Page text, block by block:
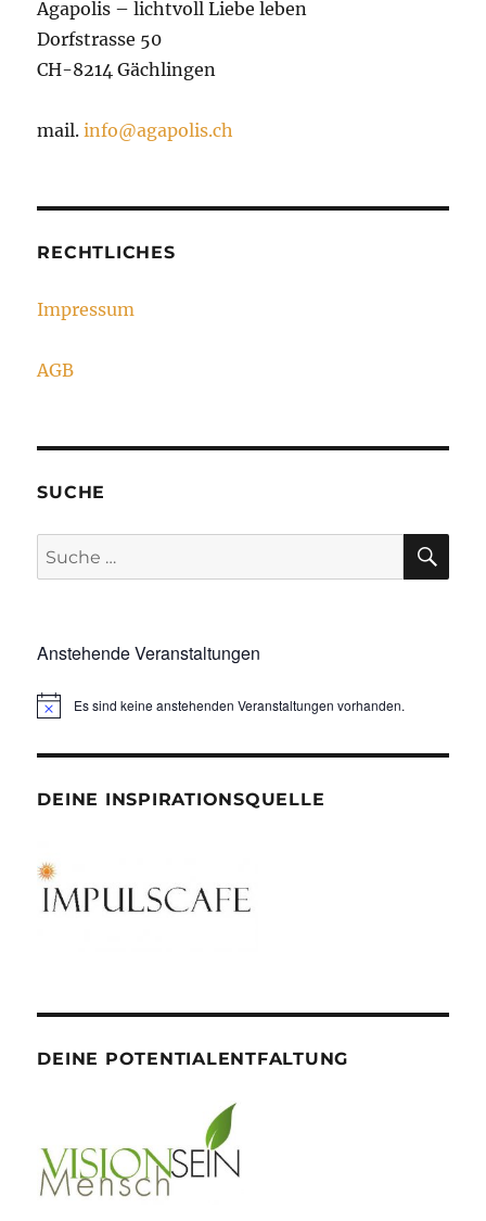
Agapolis – lichtvoll Liebe leben
Dorfstrasse 50
CH-8214 Gächlingen
mail.info@agapolis.ch
RECHTLICHES
Impressum
AGB
SUCHE
Suche
nach:
Anstehende Veranstaltungen
Es sind keine anstehenden Veranstaltungen vorhanden.
DEINE INSPIRATIONSQUELLE
DEINE POTENTIALENTFALTUNG